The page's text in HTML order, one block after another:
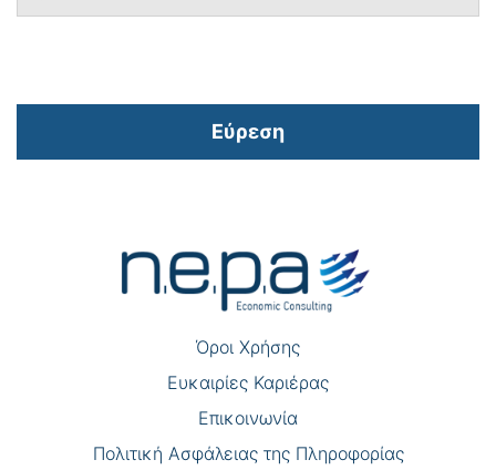
Εύρεση
Όροι Χρήσης
Eυκαιρίες Καριέρας
Επικοινωνία
Πολιτική Ασφάλειας της Πληροφορίας